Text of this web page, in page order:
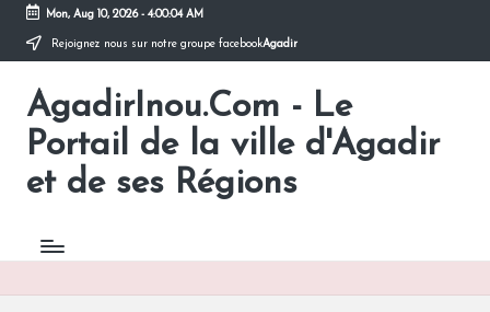
Skip
content
Mon, Aug 10, 2026- 4:00:04 AM
Rejoignez nous sur notre groupe facebookAgadir
AgadirInou.Com - Le
Portail de la ville d'Agadir
et de ses Régions
Toute
l'actualité
ville
en
un